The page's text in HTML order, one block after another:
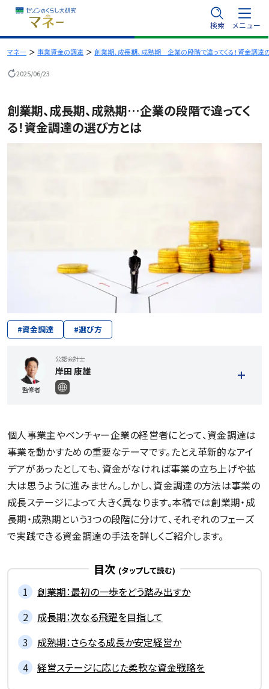
容
を
プ
検索 メニュー
マネー 事業資金の調達 創業期、成長期、成熟期…企業の段階で違ってくる！資金調達
2025/06/23
創業期、成長期、成熟期…企業の段階で違ってく
る！資金調達の選び方とは
#資金調達 #選び方
監修者
公認会計士
岸田 康雄
記事一覧を見る
個人事業主やベンチャー企業の経営者にとって、資金調達は
事業を動かすための重要なテーマです。たとえ革新的なアイ
デアがあったとしても、資金がなければ事業の立ち上げや拡
大は思うように進みません。しかし、資金調達の方法は事業の
成長ステージによって大きく異なります。本稿では創業期・成
長期・成熟期という3つの段階に分けて、それぞれのフェーズ
で実践できる資金調達の手法を詳しくご紹介します。
目次
創業期：最初の一歩をどう踏み出すか
成長期：次なる飛躍を目指して
成熟期：さらなる成長か安定経営か
経営ステージに応じた柔軟な資金戦略を